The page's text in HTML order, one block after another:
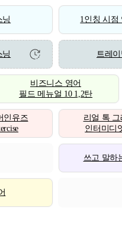
닝 1인칭 시점
닝 트레
비즈니스 영어
필드 메뉴얼 10 1,2탄
인유즈
리얼 톡
인터미디
쓰고 말하